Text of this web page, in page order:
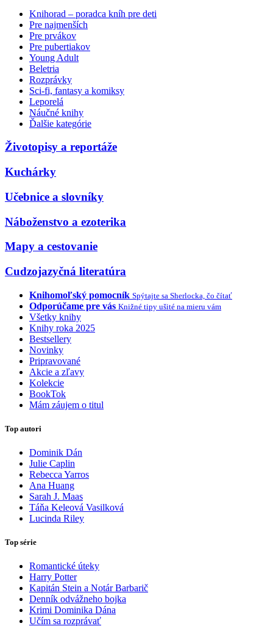
Knihorad – poradca kníh pre deti
Pre najmenších
Pre prvákov
Pre pubertiakov
Young Adult
Beletria
Rozprávky
Sci-fi, fantasy a komiksy
Leporelá
Náučné knihy
Ďalšie kategórie
Životopisy a reportáže
Kuchárky
Učebnice a slovníky
Náboženstvo a ezoterika
Mapy a cestovanie
Cudzojazyčná literatúra
Knihomoľský pomocník Spýtajte sa Sherlocka, čo čítať
Odporúčame pre vás Knižné tipy ušité na mieru vám
Všetky knihy
Knihy roka 2025
Bestsellery
Novinky
Pripravované
Akcie a zľavy
Kolekcie
BookTok
Mám záujem o titul
Top autori
Dominik Dán
Julie Caplin
Rebecca Yarros
Ana Huang
Sarah J. Maas
Táňa Keleová Vasilková
Lucinda Riley
Top série
Romantické úteky
Harry Potter
Kapitán Stein a Notár Barbarič
Denník odvážneho bojka
Krimi Dominika Dána
Učím sa rozprávať